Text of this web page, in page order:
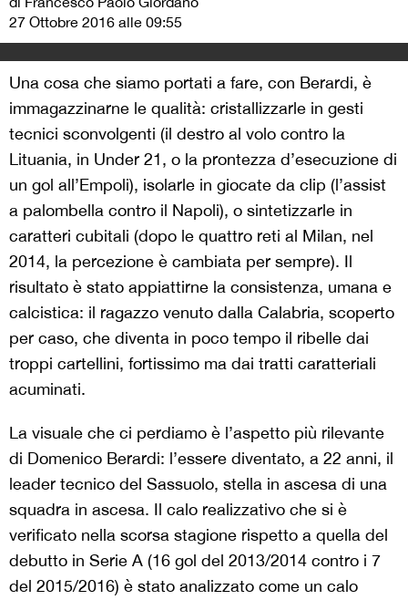
27 Ottobre 2016 alle 09:55
Una cosa che siamo portati a fare, con Berardi, è
immagazzinarne le qualità: cristallizzarle in gesti
tecnici sconvolgenti (il destro al volo contro la
Lituania, in Under 21, o la prontezza d’esecuzione di
un gol all’Empoli), isolarle in giocate da clip (l’assist
a palombella contro il Napoli), o sintetizzarle in
caratteri cubitali (dopo le quattro reti al Milan, nel
2014, la percezione è cambiata per sempre). Il
risultato è stato appiattirne la consistenza, umana e
calcistica: il ragazzo venuto dalla Calabria, scoperto
per caso, che diventa in poco tempo il ribelle dai
troppi cartellini, fortissimo ma dai tratti caratteriali
acuminati.
La visuale che ci perdiamo è l’aspetto più rilevante
di Domenico Berardi: l’essere diventato, a 22 anni, il
leader tecnico del Sassuolo, stella in ascesa di una
squadra in ascesa. Il calo realizzativo che si è
verificato nella scorsa stagione rispetto a quella del
debutto in Serie A (16 gol del 2013/2014 contro i 7
del 2015/2016) è stato analizzato come un calo